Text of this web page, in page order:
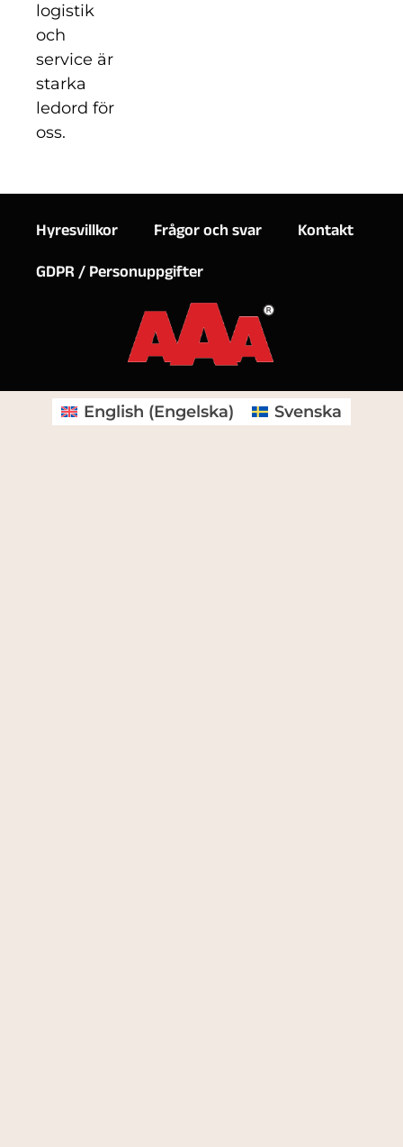
logistik
och
service är
starka
ledord för
oss.
Hyresvillkor Frågor och svar
Kontakt
GDPR / Personuppgifter
English (Engelska) Svenska